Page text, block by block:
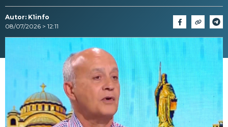
Autor: K1info
08/07/2026 > 12:11